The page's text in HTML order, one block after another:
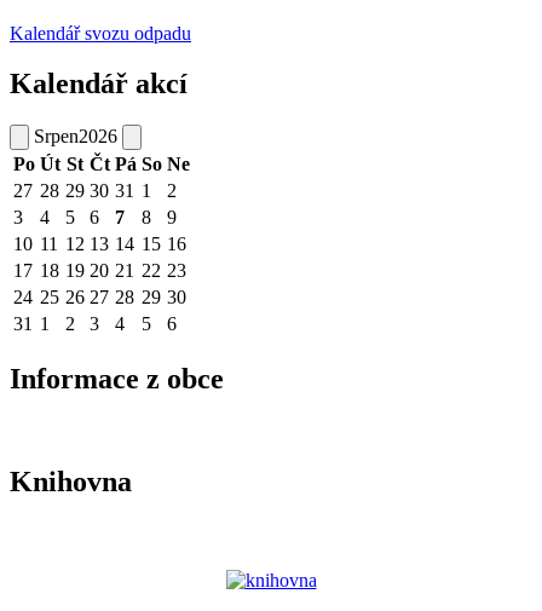
Kalendář svozu odpadu
Kalendář akcí
Srpen2026
Po Út St Čt Pá So Ne
27 28 29 30 31 1
2
3
4 5 6 7 8
9
10 11 12 13 14 15 16
17 18 19 20 21 22 23
24 25 26 27 28 29 30
31 1 2 3 4 5 6
Informace z obce
Knihovna